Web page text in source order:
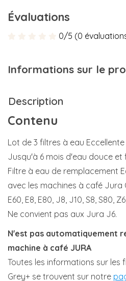
Évaluations
0/5 (0
Informations sur le
Description
Contenu
Lot de 3 filtres à eau Eccellente
Jusqu'à 6 mois d'eau douce et
Filtre à eau de remplacement
avec les machines à café Jura
E60, E8, E80, J8, J10, S8, S80,
Ne convient pas aux Jura J6.
N'est pas automatiquement
machine à café JURA
Toutes les informations sur les
Grey+ se trouvent sur notre